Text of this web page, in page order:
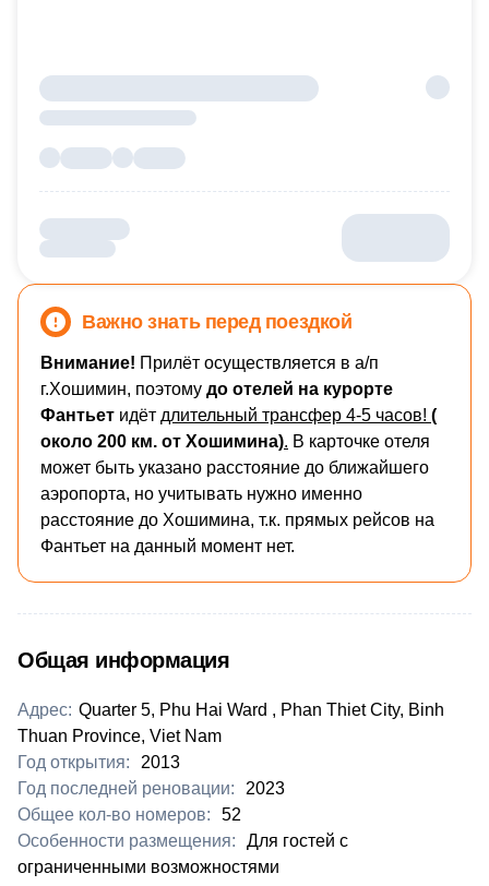
Важно знать перед поездкой
Внимание! Прилёт осуществляется в а/п
г.Хошимин, поэтому до отелей на курорте
Фантьет идёт длительный трансфер 4-5 часов! (
около 200 км. от Хошимина). В карточке отеля
может быть указано расстояние до ближайшего
аэропорта, но учитывать нужно именно
расстояние до Хошимина, т.к. прямых рейсов на
Фантьет на данный момент нет.
Общая информация
Адрес: Quarter 5, Phu Hai Ward , Phan Thiet City, Binh
Thuan Province, Viet Nam
Год открытия:
2013
Год последней реновации:
2023
Общее кол-во номеров:
52
Особенности размещения:
Для гостей с
ограниченными возможностями